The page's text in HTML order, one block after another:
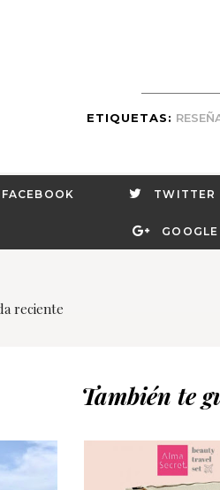
ETIQUETAS:
FACEBOOK TWITTER
GOOGLE
reciente
También te